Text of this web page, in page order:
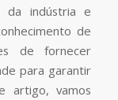
da indústria e
de
de fornecer
para garantir
artigo, vamos